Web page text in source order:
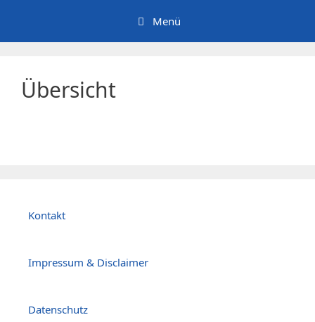
springen
Menü
Übersicht
Kontakt
Impressum & Disclaimer
Datenschutz